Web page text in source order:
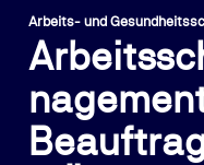
Arbeits- und